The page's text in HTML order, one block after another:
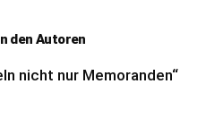
den Autoren
nicht nur Memoranden“